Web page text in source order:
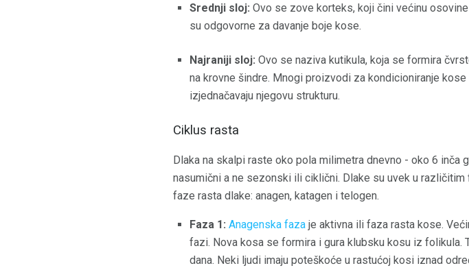
Srednji sloj: Ovo se zove korteks, koji čini većinu
su odgovorne za davanje boje kose.
Najraniji sloj: Ovo se naziva kutikula, koja se formira
na krovne šindre. Mnogi proizvodi za kondicioniranje
izjednačavaju njegovu strukturu.
Ciklus rasta
Dlaka na skalpi raste oko pola milimetra dnevno - oko 6 inča
nasumični a ne sezonski ili ciklični. Dlake su uvek u
faze rasta dlake: anagen, katagen i telogen.
Faza 1: Anagenska faza je aktivna ili faza rasta kose.
fazi. Nova kosa se formira i gura klubsku kosu iz
dana. Neki ljudi imaju poteškoće u rastućoj kosi iznad